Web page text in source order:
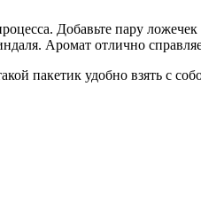
Добавьте пару
Аромат отлично
пакетик удобно взять с